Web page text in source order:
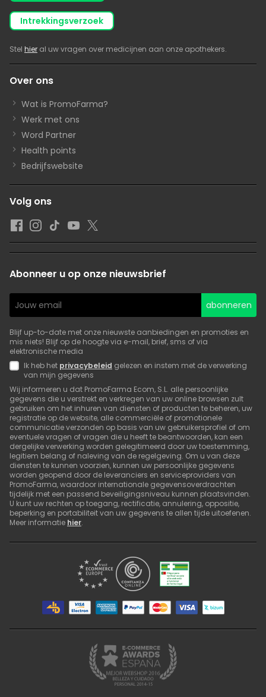
intrekkingsverzoek
Stel hier al uw vragen over medicijnen aan onze apothekers.
Over ons
Wat is PromoFarma?
Werk met ons
Word Partner
Health points
Bedrijfswebsite
Volg ons
Abonneer u op onze nieuwsbrief
abonneren
Blijf up-to-date met onze nieuwste aanbiedingen en promoties en
mis niets! Blijf op de hoogte via e-mail, brief, sms of via
elektronische media
Ik heb het privacybeleid gelezen en instem met de verwerking
van mijn gegevens
Wij informeren u dat PromoFarma Ecom, S.L. alle persoonlijke
gegevens die u verstrekt en verkregen van uw online browsen zult
gebruiken om het inhuren van diensten of producten te beheren, uw
registratie op de website, alle commerciële of promotionele
communicatie verzonden op basis van uw gebruikersprofiel of om
eventuele vragen of vragen die u heeft te beantwoorden, kan een
dergelijke verwerking worden gelegitimeerd door uw toestemming,
legitiem belang of naleving van de regelgeving. Om u van deze
diensten te kunnen voorzien, kunnen uw persoonlijke gegevens
worden geopend door de leveranciers en serviceproviders van
PromoFarma, waardoor internationale gegevensoverdrachten
tijdelijk met een passend beveiligingsniveau kunnen plaatsvinden.
U kunt uw rechten op toegang, rectificatie, annulering, oppositie,
beperking en portabiliteit van uw gegevens te allen tijde uitoefenen.
Meer informatie hier.